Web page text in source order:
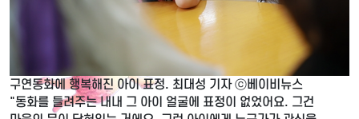
구연동화에 행복해진 아이 표정. 최대성 기자 ⓒ베이비뉴스
"동화를 들려주는 내내 그 아이 얼굴에 표정이 없었어요. 그건